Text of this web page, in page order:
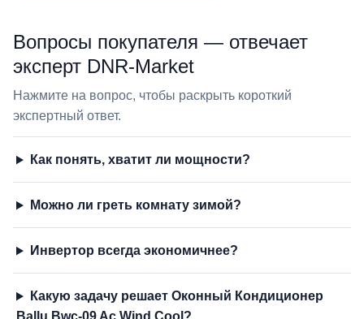
Вопросы покупателя — отвечает
эксперт DNR‑Market
Нажмите на вопрос, чтобы раскрыть короткий
экспертный ответ.
Как понять, хватит ли мощности?
Можно ли греть комнату зимой?
Инвертор всегда экономичнее?
Какую задачу решает Оконный Кондиционер